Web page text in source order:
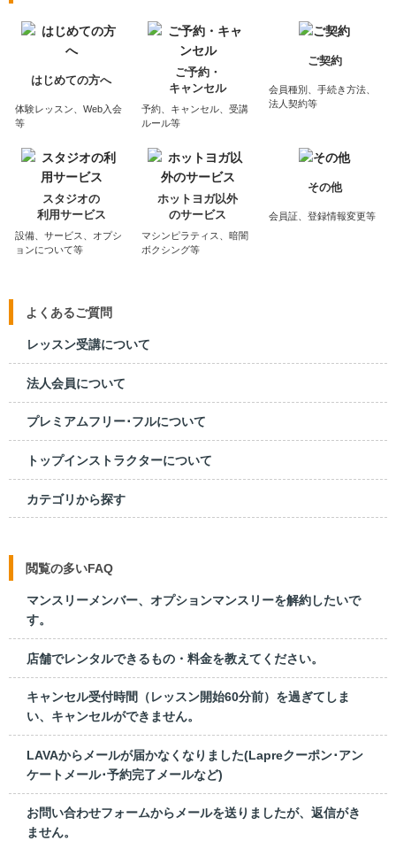
はじめての方へ
体験レッスン、Web入会
等
ご予約・
キャンセル
予約、キャンセル、受講
ルール等
ご契約
会員種別、手続き方法、
法人契約等
スタジオの
利用サービス
設備、サービス、オプシ
ョンについて等
ホットヨガ以外
のサービス
マシンピラティス、暗闇
ボクシング等
その他
会員証、登録情報変更等
よくあるご質問
レッスン受講について
法人会員について
プレミアムフリー･フルについて
トップインストラクターについて
カテゴリから探す
閲覧の多いFAQ
マンスリーメンバー、オプションマンスリーを解約したいで
す。
店舗でレンタルできるもの・料金を教えてください。
キャンセル受付時間（レッスン開始60分前）を過ぎてしま
い、キャンセルができません。
LAVAからメールが届かなくなりました(Lapreクーポン･アン
ケートメール･予約完了メールなど)
お問い合わせフォームからメールを送りましたが、返信がき
ません。